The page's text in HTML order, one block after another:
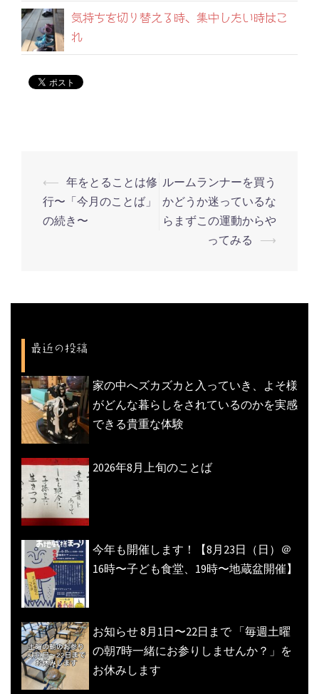
気持ちを切り替える時、集中したい時はこ
れ
投
稿
ョ
⟵ 年をとることは修
行〜「今月のことば」
の続き〜
ルームランナーを買う
かどうか迷っているな
らまずこの運動からや
ってみる
⟶
最近の投稿
家の中へズカズカと入っていき、よそ様
がどんな暮らしをされているのかを実感
できる貴重な体験
2026年8月上旬のことば
今年も開催します！【8月23日（日）＠
16時〜子ども食堂、19時〜地蔵盆開催】
お知らせ 8月1日〜22日まで 「毎週土曜
の朝7時一緒にお参りしませんか？」を
お休みします